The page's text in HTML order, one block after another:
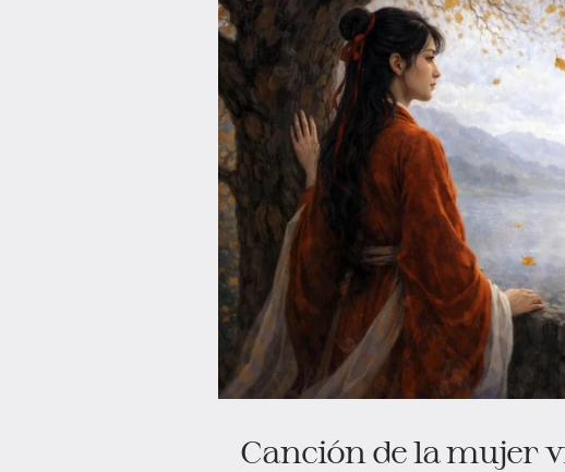
Canción de la mujer